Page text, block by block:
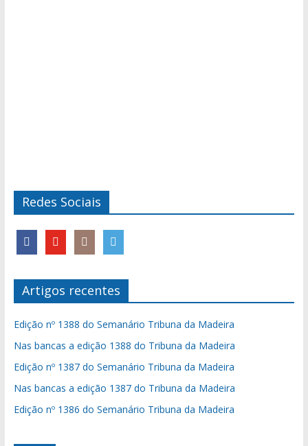
Redes Sociais
Artigos recentes
Edição nº 1388 do Semanário Tribuna da Madeira
Nas bancas a edição 1388 do Tribuna da Madeira
Edição nº 1387 do Semanário Tribuna da Madeira
Nas bancas a edição 1387 do Tribuna da Madeira
Edição nº 1386 do Semanário Tribuna da Madeira